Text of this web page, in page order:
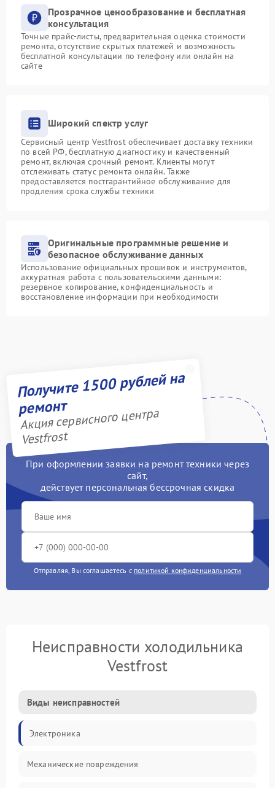
Прозрачное ценообразование и бесплатная
консультация
Точные прайс-листы, предварительная оценка стоимости
ремонта, отсутствие скрытых платежей и возможность
бесплатной консультации по телефону или онлайн на
сайте
Широкий спектр услуг
Сервисный центр Vestfrost обеспечивает доставку техники
по всей РФ, бесплатную диагностику и качественный
ремонт, включая срочный ремонт. Клиенты могут
отслеживать статус ремонта онлайн. Также
предоставляется постгарантийное обслуживание для
продления срока службы техники
Оригинальные программные решение и
безопасное обслуживание данных
Использование официальных прошивок и инструментов,
аккуратная работа с пользовательскими данными:
резервное копирование, конфиденциальность и
восстановление информации при необходимости
Получите 1500 рублей на
ремонт
Акция сервисного центра
Vestfrost
При оформлении заявки на ремонт техники через
сайт,
действует персональная бессрочная скидка
Отправляя, Вы соглашаетесь с политикой конфиденциальности
Неисправности холодильника
Vestfrost
Виды неисправностей
Электроника
Механические повреждения